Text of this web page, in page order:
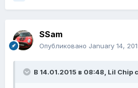
SSam
Опубликовано January 14,
В 14.01.2015 в 08:48, Lil Chip